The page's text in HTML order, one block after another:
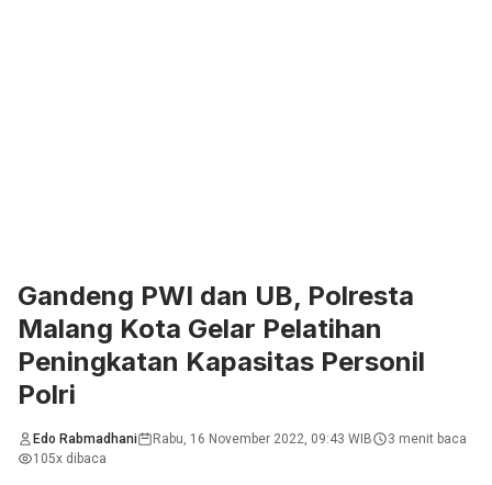
Gandeng PWI dan UB, Polresta
Malang Kota Gelar Pelatihan
Peningkatan Kapasitas Personil
Polri
Edo Rabmadhani Rabu, 16 November 2022, 09:43 WIB
3 menit baca
105x dibaca